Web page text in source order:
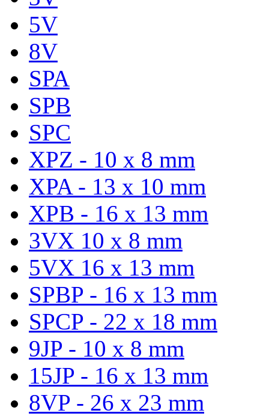
5V
8V
SPA
SPB
SPC
XPZ - 10 x 8 mm
XPA - 13 x 10 mm
XPB - 16 x 13 mm
3VX 10 x 8 mm
5VX 16 x 13 mm
SPBP - 16 x 13 mm
SPCP - 22 x 18 mm
9JP - 10 x 8 mm
15JP - 16 x 13 mm
8VP - 26 x 23 mm